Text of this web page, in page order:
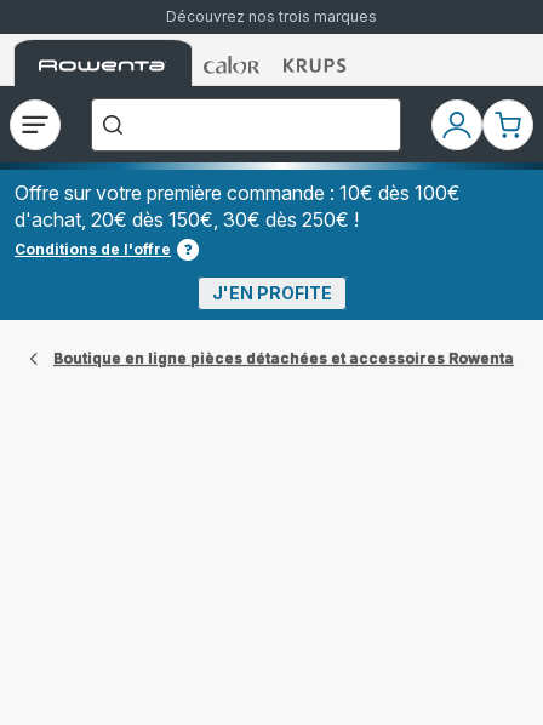
Découvrez nos trois marques
Accueil
Rowenta
Accueil
Rowenta
Accueil
Rowenta
Ouvrir
le
menu
recherchez-
vous
?","Aspirateurs
à
Grains","Centrales
Vapeurs","Sèche
Cheveux"]
Mon
compte
Mon
Offre sur votre première commande : 10€ dès 100€
d'achat, 20€ dès 150€, 30€ dès 250€ !
Conditions de l'offre
J'EN PROFITE
Boutique en ligne pièces détachées et accessoires Rowenta